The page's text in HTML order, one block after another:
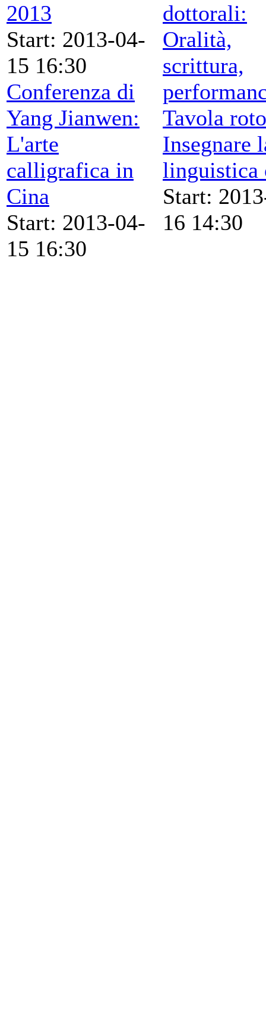
2013
Start: 2013-04-
15 16:30
Conferenza di
Yang Jianwen:
L'arte
calligrafica in
Cina
Start: 2013-04-
15 16:30
dottorali:
Oralità,
scrittura,
Tavola
Insegnare
linguistica
Start:
16 14:30